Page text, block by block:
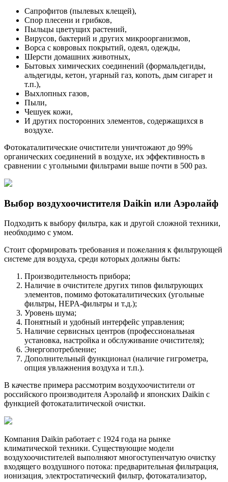
Сапрофитов (пылевых клещей),
Спор плесени и грибков,
Пыльцы цветущих растений,
Вирусов, бактерий и других микроорганизмов,
Ворса с ковровых покрытий, одеял, одежды,
Шерсти домашних животных,
Бытовых химических соединений (формальдегиды,
альдегиды, кетон, угарный газ, копоть, дым сигарет и
т.п.),
Выхлопных газов,
Пыли,
Чешуек кожи,
И других посторонних элементов, содержащихся в
воздухе.
Фотокаталитические очистители уничтожают до 99%
органических соединений в воздухе, их эффективность в
сравнении с угольными фильтрами выше почти в 500 раз.
Выбор воздухоочистителя Daikin или Аэролайф
Подходить к выбору фильтра, как и другой сложной техники,
необходимо с умом.
Стоит сформировать требования и пожелания к фильтрующей
системе для воздуха, среди которых должны быть:
Производительность прибора;
Наличие в очистителе других типов фильтрующих
элементов, помимо фотокаталитических (угольные
фильтры, HEPA-фильтры и т.д.);
Уровень шума;
Понятный и удобный интерфейс управления;
Наличие сервисных центров (профессиональная
установка, настройка и обслуживание очистителя);
Энергопотребление;
Дополнительный функционал (наличие гигрометра,
опция увлажнения воздуха и т.п.).
В качестве примера рассмотрим воздухоочистители от
российского производителя Аэролайф и японских Daikin с
функцией фотокаталитической очистки.
Компания Daikin работает с 1924 года на рынке
климатической техники. Существующие модели
воздухоочистителей выполняют многоступенчатую очистку
входящего воздушного потока: предварительная фильтрация,
ионизация, электростатический фильтр, фотокатализатор,